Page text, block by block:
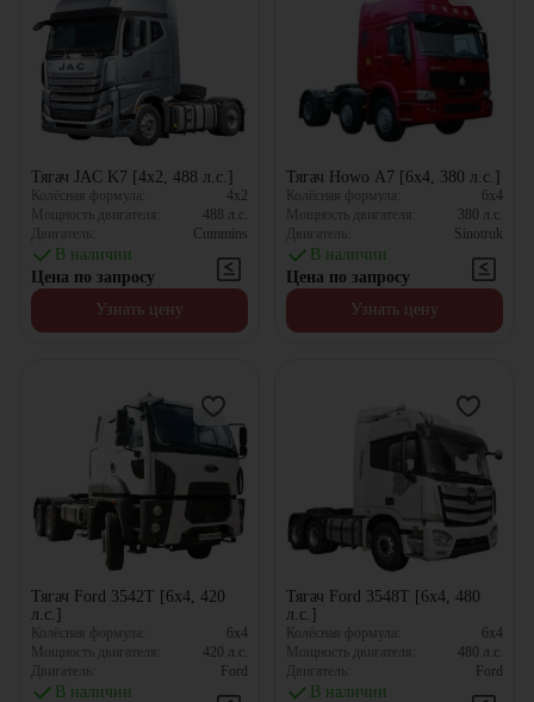
Тягач JAC K7 [4x2, 488 л.с.]
Колёсная формула:
4x2
Мощность двигателя:
488 л.с.
Двигатель:
Cummins
В наличии
Цена по запросу
Узнать цену
Тягач Howo A7 [6x4, 380 л.с.]
Колёсная формула:
6x4
Мощность двигателя:
380 л.с.
Двигатель:
Sinotruk
В наличии
Цена по запросу
Узнать цену
Тягач Ford 3542Т [6x4, 420
л.с.]
Колёсная формула:
6x4
Мощность двигателя:
420 л.с.
Двигатель:
Ford
В наличии
Тягач Ford 3548Т [6x4, 480
л.с.]
Колёсная формула:
6x4
Мощность двигателя:
480 л.с.
Двигатель:
Ford
В наличии